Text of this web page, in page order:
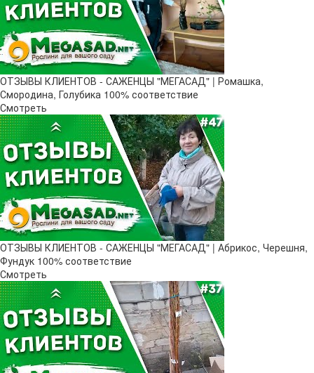
ОТЗЫВЫ КЛИЕНТОВ - САЖЕНЦЫ "МЕГАСАД" | Ромашка,
Смородина, Голубика 100% соответствие
Смотреть
ОТЗЫВЫ КЛИЕНТОВ - САЖЕНЦЫ "МЕГАСАД" | Абрикос, Черешня,
Фундук 100% соответствие
Смотреть